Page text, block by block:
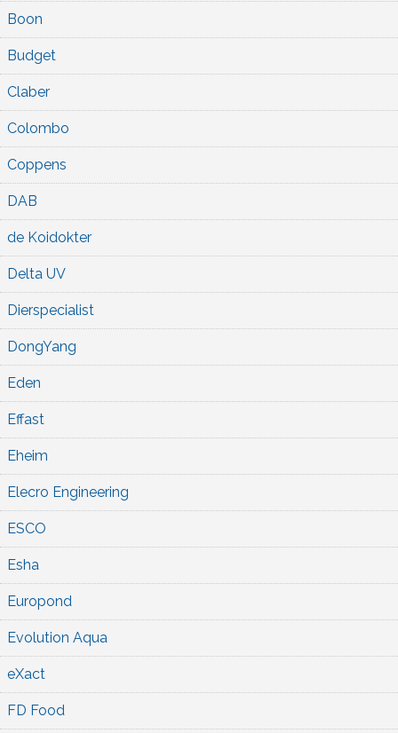
Boon
Budget
Claber
Colombo
Coppens
DAB
de Koidokter
Delta UV
Dierspecialist
DongYang
Eden
Effast
Eheim
Elecro Engineering
ESCO
Esha
Europond
Evolution Aqua
eXact
FD Food